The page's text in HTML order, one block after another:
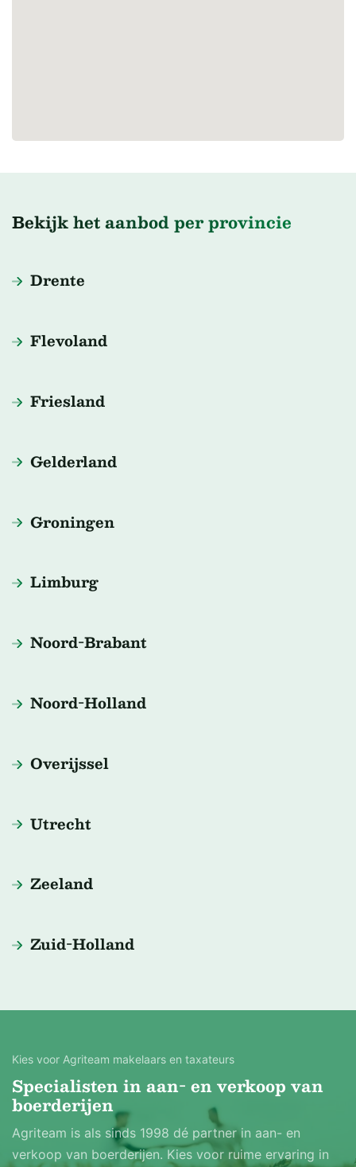
de inschrijftermijn geïnformeerd worden.
Bekijk het aanbod per provincie
Drente
Flevoland
Friesland
Gelderland
Groningen
Limburg
Noord-Brabant
Noord-Holland
Overijssel
Utrecht
Zeeland
Zuid-Holland
Kies voor Agriteam makelaars en taxateurs
Specialisten in aan- en verkoop van
boerderijen
Agriteam is als sinds 1998 dé partner in aan- en
verkoop van boerderijen. Kies voor ruime ervaring in